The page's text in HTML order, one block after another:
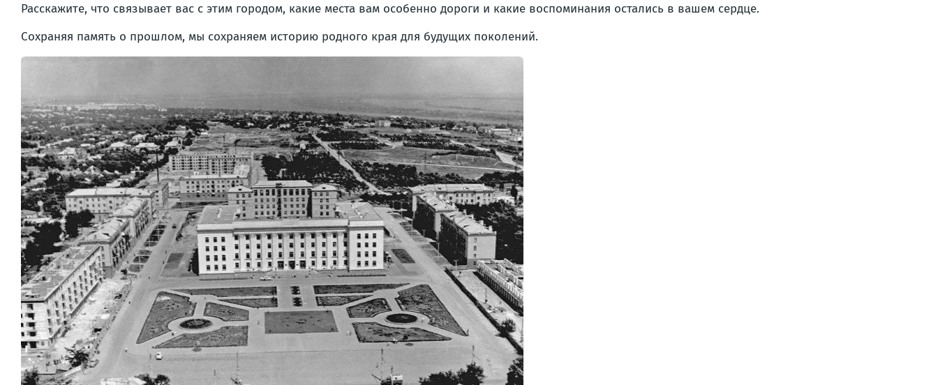
Расскажите, что связывает вас с этим городом, какие места вам особенно дороги и какие воспоминания остались в вашем сердце.
Сохраняя память о прошлом, мы сохраняем историю родного края для будущих поколений.